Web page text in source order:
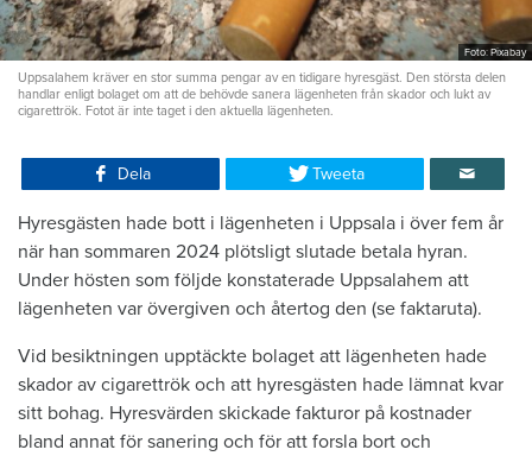
Foto: Pixabay
Uppsalahem kräver en stor summa pengar av en tidigare hyresgäst. Den största delen
handlar enligt bolaget om att de behövde sanera lägenheten från skador och lukt av
cigarettrök. Fotot är inte taget i den aktuella lägenheten.
Dela Tweeta
Hyresgästen hade bott i lägenheten i Uppsala i över fem år
när han sommaren 2024 plötsligt slutade betala hyran.
Under hösten som följde konstaterade Uppsalahem att
lägenheten var övergiven och återtog den (se faktaruta).
Vid besiktningen upptäckte bolaget att lägenheten hade
skador av cigarettrök och att hyresgästen hade lämnat kvar
sitt bohag. Hyresvärden skickade fakturor på kostnader
bland annat för sanering och för att forsla bort och